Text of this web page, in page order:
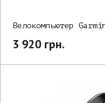
Велокомпьютер
3 920 грн.